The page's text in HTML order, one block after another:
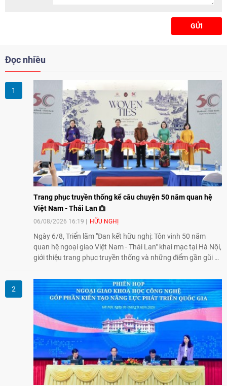
GỬI
Đọc nhiều
Trang phục truyền thống kể câu chuyện 50 năm quan hệ
Việt Nam - Thái Lan
06/08/2026 16:19 HỮU NGHỊ
Ngày 6/8, Triển lãm "Đan kết hữu nghị: Tôn vinh 50 năm
quan hệ ngoại giao Việt Nam - Thái Lan" khai mạc tại Hà Nội,
giới thiệu trang phục truyền thống và những điểm gần gũi về
giao lưu nhân dân trong chặng đường nửa thế kỷ quan hệ
song phương.